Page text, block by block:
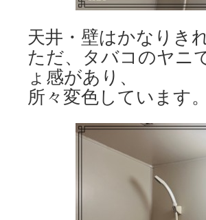
天井・壁はかなりき
ただ、タバコのヤニ
ょ感があり、
所々変色しています。